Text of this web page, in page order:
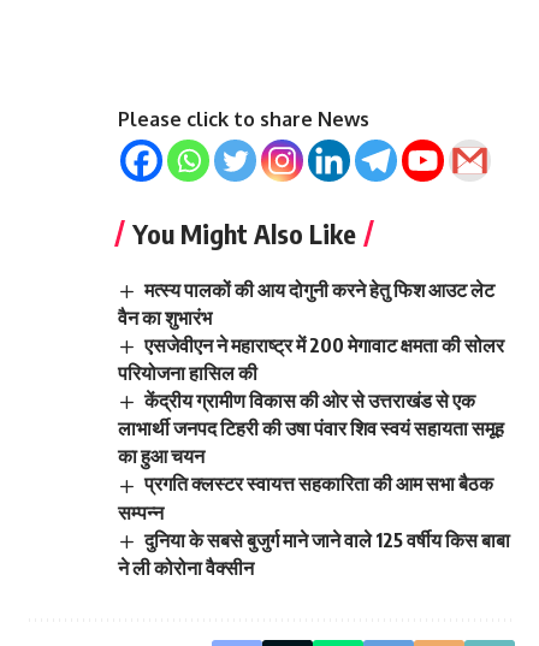
Please click to share News
You Might Also Like
मत्स्य पालकों की आय दोगुनी करने हेतु फिश आउट लेट
वैन का शुभारंभ
एसजेवीएन ने महाराष्ट्र में 200 मेगावाट क्षमता की सोलर
परियोजना हासिल की
केंद्रीय ग्रामीण विकास की ओर से उत्तराखंड से एक
लाभार्थी जनपद टिहरी की उषा पंवार शिव स्वयं सहायता समूह
का हुआ चयन
प्रगति क्लस्टर स्वायत्त सहकारिता की आम सभा बैठक
सम्पन्न
दुनिया के सबसे बुजुर्ग माने जाने वाले 125 वर्षीय किस बाबा
ने ली कोरोना वैक्सीन